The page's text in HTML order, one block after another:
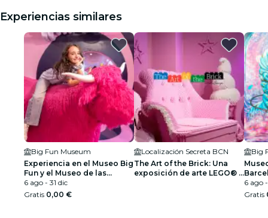
Experiencias similares
Big Fun Museum
Experiencia en el Museo Big
Fun y el Museo de las
Ilusiones
6 ago - 31 dic
Gratis 0,00 €
Localización Secreta BCN
The Art of the Brick: Una
exposición de arte LEGO® -
Big
6 ago
Gratis